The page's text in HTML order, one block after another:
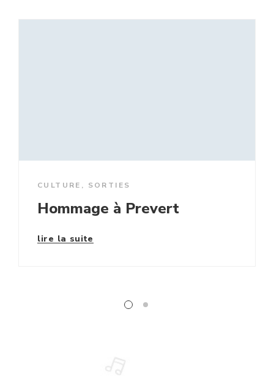
CULTURE , SORTIES
Hommage à Prevert
lire la suite